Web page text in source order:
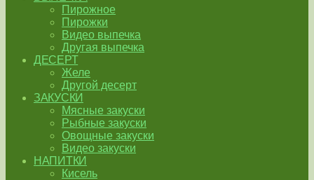
Пирожное
Пирожки
Видео выпечка
Другая выпечка
ДЕСЕРТ
Желе
Другой десерт
ЗАКУСКИ
Мясные закуски
Рыбные закуски
Овощные закуски
Видео закуски
НАПИТКИ
Кисель